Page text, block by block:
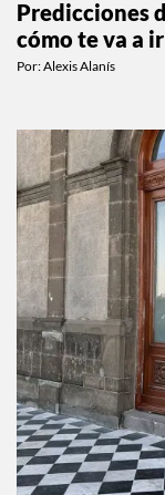
Predicciones
cómo te va a
Por:Alexis Alanís